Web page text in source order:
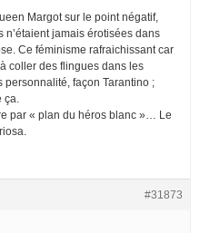
Margot sur le point négatif,
n’étaient jamais érotisées dans
Ce féminisme rafraichissant car
coller des flingues dans les
personnalité, façon Tarantino ;
par « plan du héros blanc »… Le
#31873